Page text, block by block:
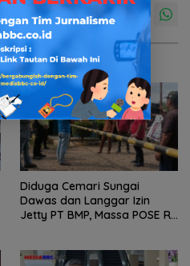
Diduga Cemari Sungai
Dawas dan Langgar Izin
Jetty PT BMP, Massa POSE RI
Tuntas